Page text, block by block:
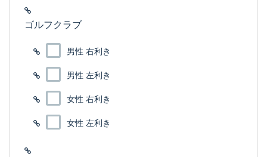
ゴルフクラブ
男性 右利き
男性 左利き
女性 右利き
女性 左利き